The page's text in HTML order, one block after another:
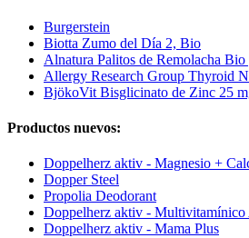
Burgerstein
Biotta Zumo del Día 2, Bio
Alnatura Palitos de Remolacha
Allergy Research Group Thyroid
BjökoVit Bisglicinato de Zinc 25
Productos nuevos:
Doppelherz aktiv - Magnesio +
Dopper Steel
Propolia Deodorant
Doppelherz aktiv -
Doppelherz aktiv - Mama Plus